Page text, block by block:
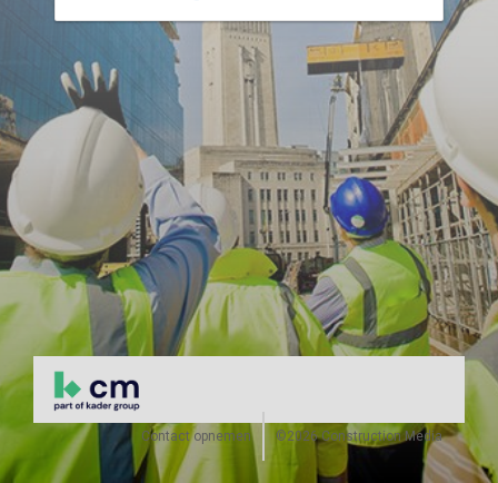
©2026 Construction Media
Contact opnemen